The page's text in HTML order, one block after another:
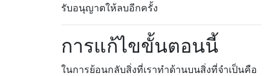
รับอนุญาตให้ลบอีกครั้ง
การแก้ไขขั้นตอนนี้
ในการย้อนกลับสิ่งที่เราทำด้านบนสิ่งที่จำเป็นคือ